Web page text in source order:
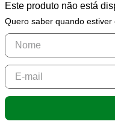
Este produto não está
Quero saber quando estiver